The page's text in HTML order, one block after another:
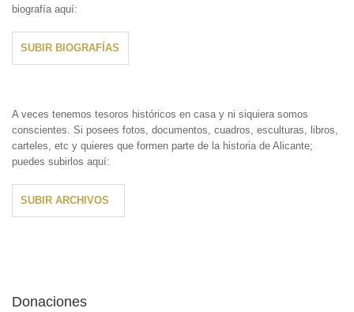
biografía aquí:
SUBIR BIOGRAFÍAS
A veces tenemos tesoros históricos en casa y ni siquiera somos
conscientes. Si posees fotos, documentos, cuadros, esculturas, libros,
carteles, etc y quieres que formen parte de la historia de Alicante;
puedes subirlos aquí:
SUBIR ARCHIVOS
Donaciones